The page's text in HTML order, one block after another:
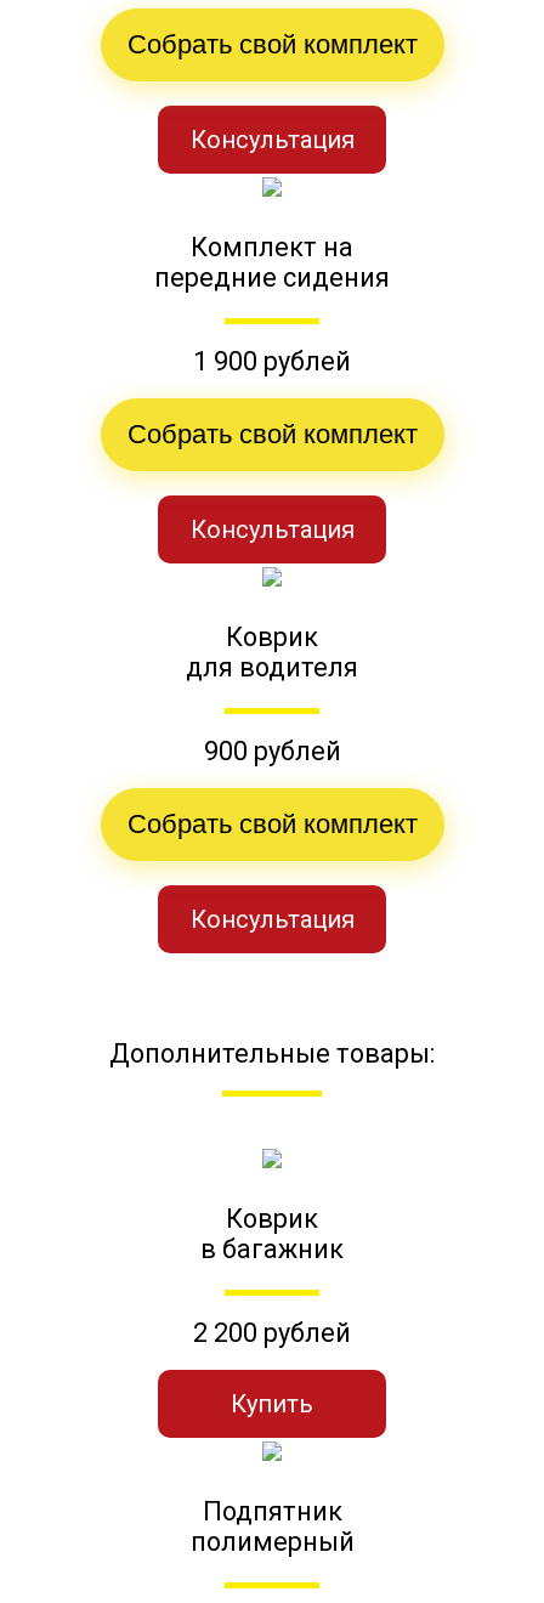
Собрать свой комплект
Консультация
Комплект на
передние сидения
1 900 рублей
Собрать свой комплект
Консультация
Коврик
для водителя
900 рублей
Собрать свой комплект
Консультация
Дополнительные товары:
Коврик
в багажник
2 200 рублей
Купить
Подпятник
полимерный